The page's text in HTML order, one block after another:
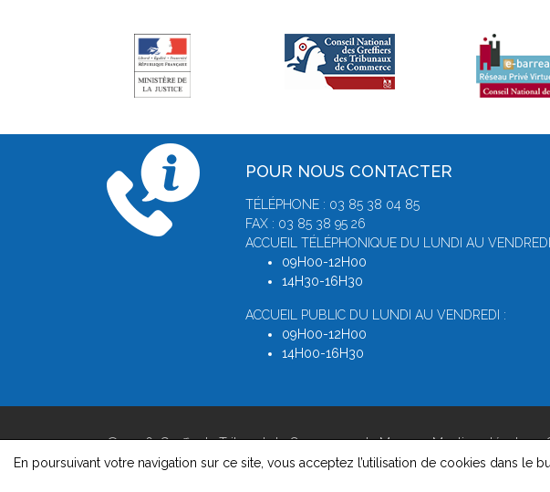
POUR NOUS CONTACTER
TÉLÉPHONE : 03 85 38 04 85
FAX : 03 85 38 95 26
ACCUEIL TÉLÉPHONIQUE DU LUNDI AU
09H00-12H00
14H30-16H30
ACCUEIL PUBLIC DU LUNDI AU VENDREDI :
09H00-12H00
14H00-16H30
© 2026, Greffe du Tribunal de Commerce de Macon -Mentions légales-
Version : 1.8.1
En poursuivant votre navigation sur ce site, vous acceptez l’utilisation de cookies dans le